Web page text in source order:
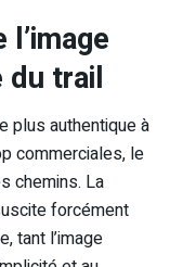
du trail
plus authentique à
commerciales, le
chemins. La
forcément
tant l’image